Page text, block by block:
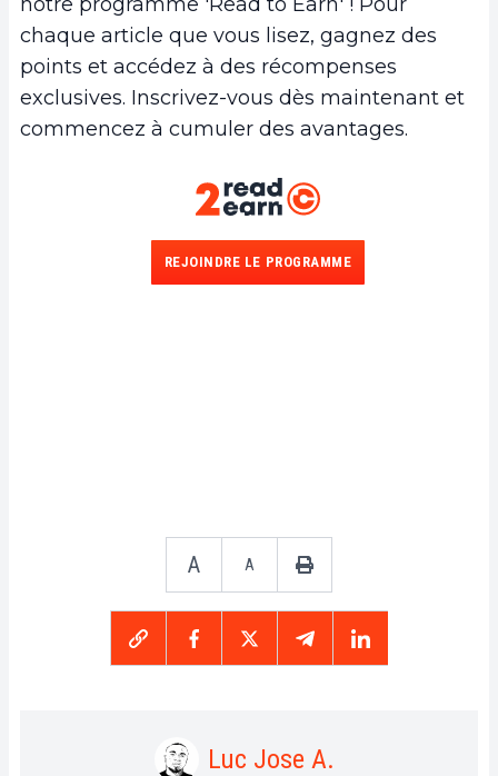
chaque article que vous lisez, gagnez des
points et accédez à des récompenses
exclusives. Inscrivez-vous dès maintenant et
commencez à cumuler des avantages.
REJOINDRE LE PROGRAMME
A A
Luc Jose A.